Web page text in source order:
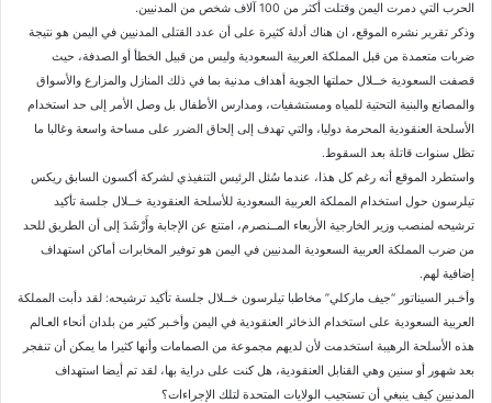
الحرب التي دمرت اليمن وقتلت أكثر من 100 آلاف شخص من المدنيين.
وذكر تقرير نشره الموقع، ان هناك أدلة كثيرة على أن عدد القتلى المدنيين في اليمن هو نتيجة
ضربات متعمدة من قبل المملكة العربية السعودية وليس من قبيل الخطأ أو الصدفة، حيث
قصفت السعودية خــلال حملتها الجوية أهداف مدنية بما في ذلك المنازل والمزارع والأسواق
والمصانع والبنية التحتية للمياه ومستشفيات، ومدارس الأطفال بل وصل الأمر إلى حد استخدام
الأسلحة العنقودية المحرمة دوليا، والتي تهدف إلى إلحاق الضرر على مساحة واسعة وغالبا ما
تظل سنوات قاتلة بعد السقوط.
واستطرد الموقع أنه رغم كل هذا، عندما سُئل الرئيس التنفيذي لشركة أكسون السابق ريكس
تيلرسون حول استخدام المملكة العربية السعودية للأسلحة العنقودية خــلال جلسة تأكيد
ترشيحه لمنصب وزير الخارجية الأربعاء المــنصرم، امتنع عن الإجابة وأَرْشَدَ إلى أن الطريق للحد
من ضرب المملكة العربية السعودية المدنيين في اليمن هو توفير المخابرات أماكن استهداف
إضافية لهم.
وأخـبر السيناتور “جيف ماركلي” مخاطبا تيلرسون خــلال جلسة تأكيد ترشيحه: لقد دأبت المملكة
العربية السعودية على استخدام الذخائر العنقودية في اليمن وأخـبر كثير من بلدان أنحاء العـالم
هذه الأسلحة الرهيبة استخدمت لأن لديهم مجموعة من الصمامات وأنها كثيرا ما يمكن أن تنفجر
بعد شهور أو سنين وهي القنابل العنقودية، هل كنت على دراية بها، لقد تم أيضا استهداف
المدنيين كيف ينبغي أن تستجيب الولايات المتحدة لتلك الإجراءات؟